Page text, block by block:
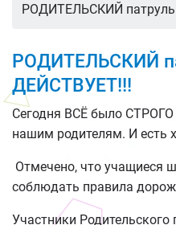
РОДИТЕЛЬСКИЙ
РОДИТЕЛЬСКИЙ
ДЕЙСТВУЕТ!!!
Сегодня ВСЁ было
нашим родителям. И есть
Отмечено, что учащиеся
соблюдать правила
Участники Родительского